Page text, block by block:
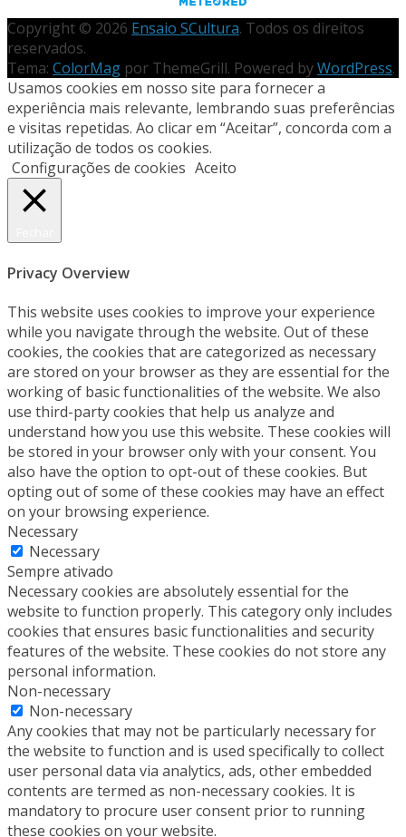
Copyright © 2026 Ensaio SCultura. Todos os direitos
reservados.
Tema: ColorMag por ThemeGrill. Powered byWordPress.
Usamos cookies em nosso site para fornecer a
experiência mais relevante, lembrando suas preferências
e visitas repetidas. Ao clicar em “Aceitar”, concorda com a
utilização de todos os cookies.
Configurações de cookies Aceito
Privacy Overview
This website uses cookies to improve your experience
while you navigate through the website. Out of these
cookies, the cookies that are categorized as necessary
are stored on your browser as they are essential for the
working of basic functionalities of the website. We also
use third-party cookies that help us analyze and
understand how you use this website. These cookies will
be stored in your browser only with your consent. You
also have the option to opt-out of these cookies. But
opting out of some of these cookies may have an effect
on your browsing experience.
Necessary
Necessary
Sempre ativado
Necessary cookies are absolutely essential for the
website to function properly. This category only includes
cookies that ensures basic functionalities and security
features of the website. These cookies do not store any
personal information.
Non-necessary
Non-necessary
Any cookies that may not be particularly necessary for
the website to function and is used specifically to collect
user personal data via analytics, ads, other embedded
contents are termed as non-necessary cookies. It is
mandatory to procure user consent prior to running
these cookies on your website.